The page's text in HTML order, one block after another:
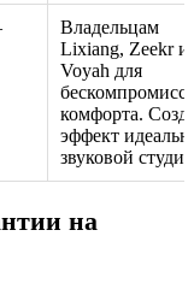
Владельцам
Lixiang, Zeekr и
Voyah для
комфорта.
эффект
звуковой
на